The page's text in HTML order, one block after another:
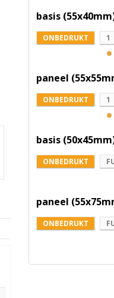
basis
ONBEDRUKT 1
paneel
ONBEDRUKT 1
basis
ONBEDRUKT
paneel
ONBEDRUKT